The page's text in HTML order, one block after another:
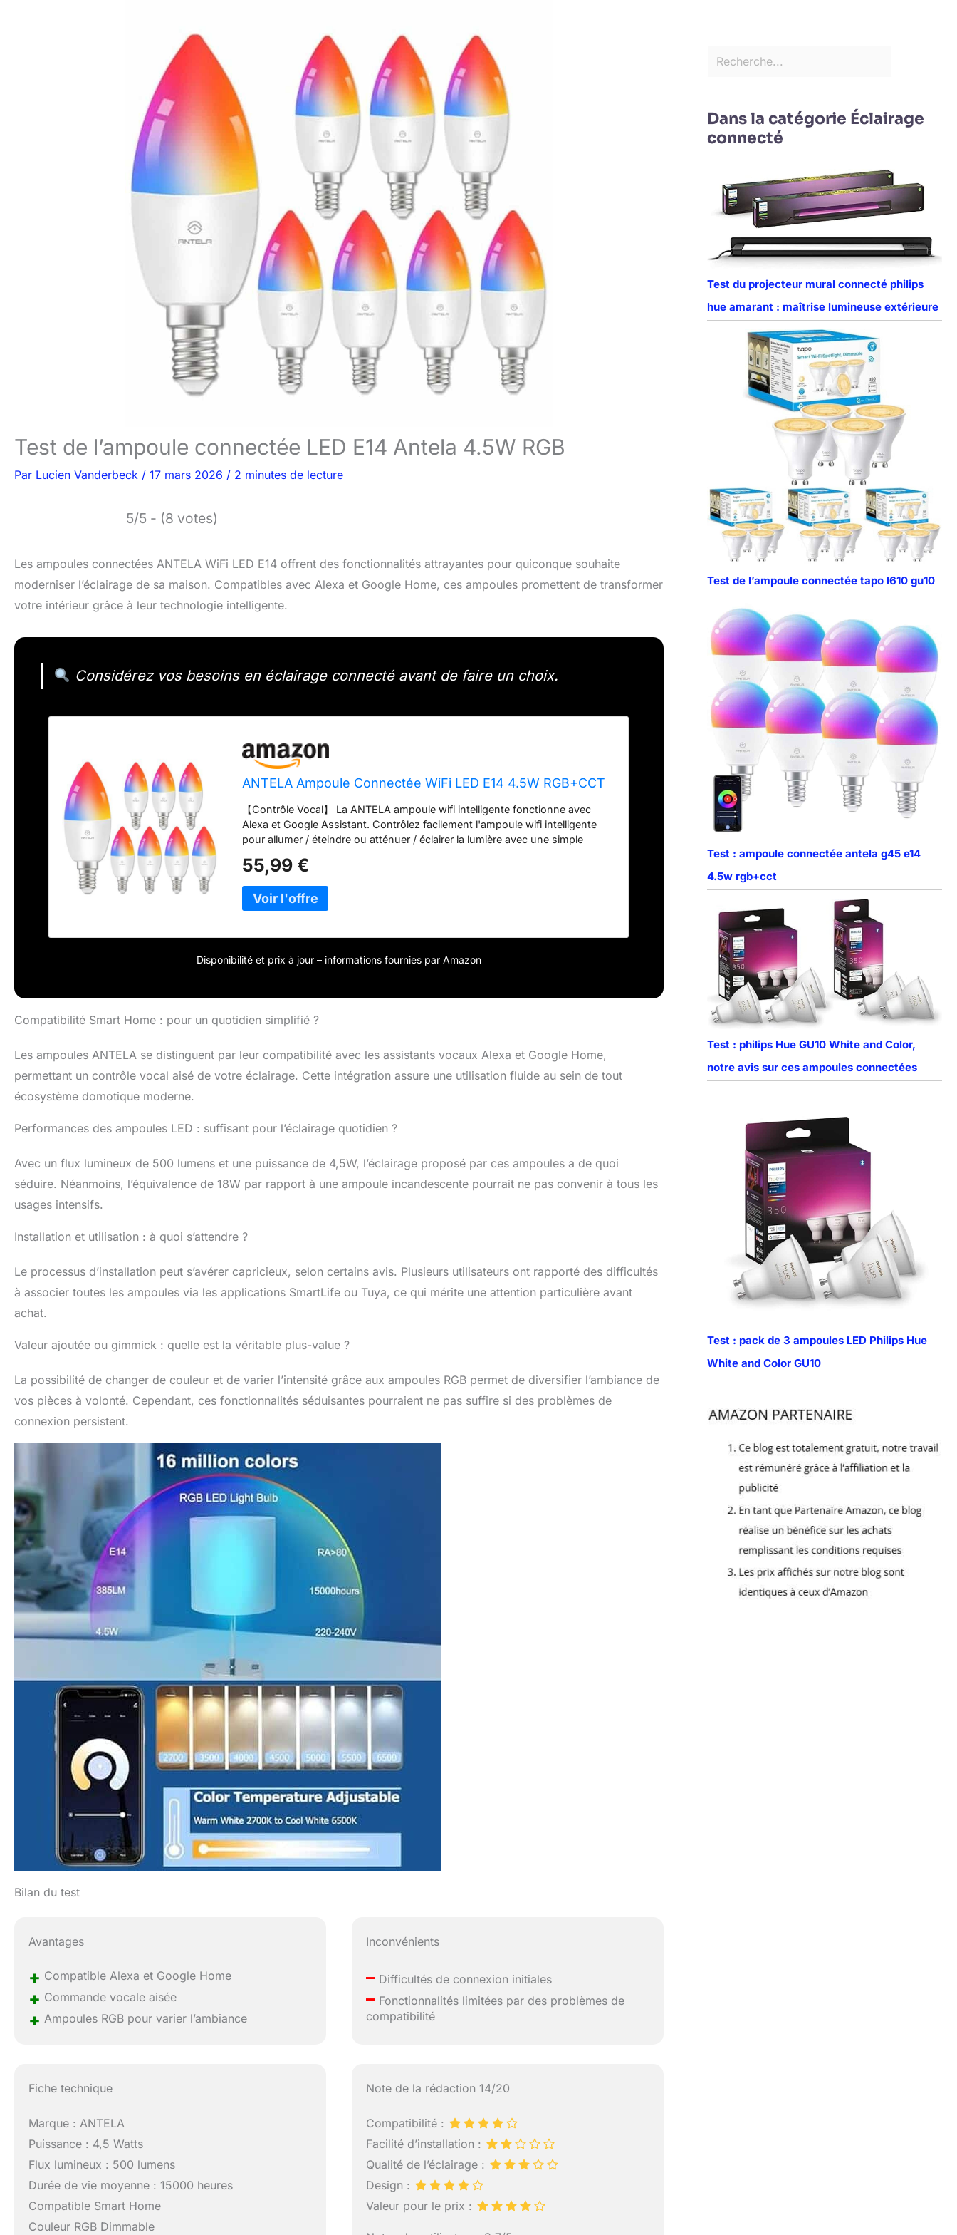
Test de l’ampoule connectée LED E14 Antela 4.5W RGB
Par Lucien Vanderbeck / 17 mars 2026 / 2 minutes de lecture
5/5 - (8 votes)
Les ampoules connectées ANTELA WiFi LED E14 offrent des fonctionnalités attrayantes pour quiconque souhaite
moderniser l’éclairage de sa maison. Compatibles avec Alexa et Google Home, ces ampoules promettent de transformer
votre intérieur grâce à leur technologie intelligente.
Considérez vos besoins en éclairage connecté avant de faire un choix.
ANTELA Ampoule Connectée WiFi LED E14 4.5W RGB+CCT
【Contrôle Vocal】 La ANTELA ampoule wifi intelligente fonctionne avec
Alexa et Google Assistant. Contrôlez facilement l'ampoule wifi intelligente
pour allumer / éteindre ou atténuer / éclairer la lumière avec une simple
"Smart Life" dans votre téléphone ou votre tablette pour contrôler toutes les
ampoules intelligentes. Nous nous sommes engagés à vous fournir un style
de vie pratique. 【Minutage et Économies d'énergie】 Définit plusieurs plans
pour activer la lumière en fonction de l'heure requise. Lorsque vous vous
Luminosité】 Les ampoules intelligentes ont 16 millions de couleurs, vous
réseaux Wi-Fi de 2,4 GHz et ne nécessite pas de moyeu.
55,99 €
Disponibilité et prix à jour – informations fournies par Amazon
Compatibilité Smart Home : pour un quotidien simplifié ?
Les ampoules ANTELA se distinguent par leur compatibilité avec les assistants vocaux Alexa et Google Home,
permettant un contrôle vocal aisé de votre éclairage. Cette intégration assure une utilisation fluide au sein de tout
écosystème domotique moderne.
Performances des ampoules LED : suffisant pour l’éclairage quotidien ?
Avec un flux lumineux de 500 lumens et une puissance de 4,5W, l’éclairage proposé par ces ampoules a de quoi
séduire. Néanmoins, l’équivalence de 18W par rapport à une ampoule incandescente pourrait ne pas convenir à tous les
usages intensifs.
Installation et utilisation : à quoi s’attendre ?
Le processus d’installation peut s’avérer capricieux, selon certains avis. Plusieurs utilisateurs ont rapporté des difficultés
à associer toutes les ampoules via les applications SmartLife ou Tuya, ce qui mérite une attention particulière avant
achat.
Valeur ajoutée ou gimmick : quelle est la véritable plus-value ?
La possibilité de changer de couleur et de varier l’intensité grâce aux ampoules RGB permet de diversifier l’ambiance de
vos pièces à volonté. Cependant, ces fonctionnalités séduisantes pourraient ne pas suffire si des problèmes de
connexion persistent.
Bilan du test
Avantages
+ Compatible Alexa et Google Home
+ Commande vocale aisée
+ Ampoules RGB pour varier l’ambiance
Inconvénients
– Difficultés de connexion initiales
– Fonctionnalités limitées par des problèmes de
compatibilité
Fiche technique
Marque : ANTELA
Puissance : 4,5 Watts
Flux lumineux : 500 lumens
Durée de vie moyenne : 15000 heures
Compatible Smart Home
Couleur RGB Dimmable
Note de la rédaction 14/20
Compatibilité :
Facilité d’installation :
Qualité de l’éclairage :
Design :
Valeur pour le prix :
Dans la catégorie Éclairage
connecté
Test du projecteur mural connecté philips
hue amarant : maîtrise lumineuse extérieure
Test de l’ampoule connectée tapo l610 gu10
Test : ampoule connectée antela g45 e14
4.5w rgb+cct
Test : philips Hue GU10 White and Color,
notre avis sur ces ampoules connectées
Test : pack de 3 ampoules LED Philips Hue
White and Color GU10